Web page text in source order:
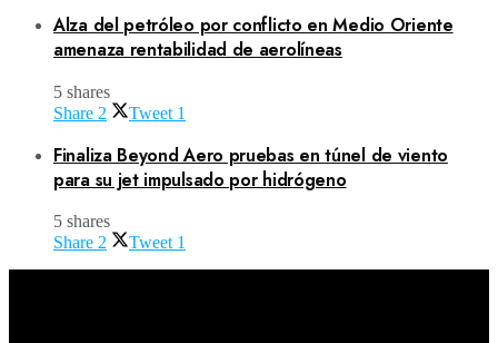
Alza del petróleo por conflicto en Medio Oriente
amenaza rentabilidad de aerolíneas
5 shares
Share 2 Tweet 1
Finaliza Beyond Aero pruebas en túnel de viento
para su jet impulsado por hidrógeno
5 shares
Share 2 Tweet 1